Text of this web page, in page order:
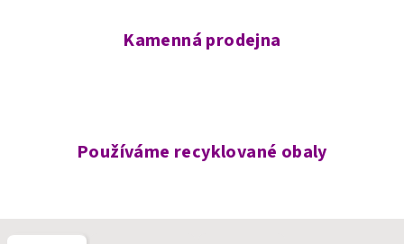
Kamenná prodejna
Používáme recyklované obaly